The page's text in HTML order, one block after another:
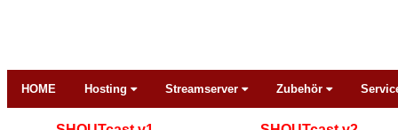
HOME Hosting Streamserver Zubehör